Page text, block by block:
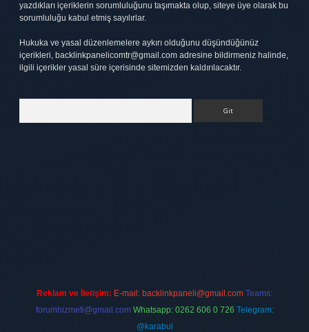
yazdıkları içeriklerin sorumluluğunu taşımakta olup, siteye üye olarak bu
sorumluluğu kabul etmiş sayılırlar.
Hukuka ve yasal düzenlemelere aykırı olduğunu düşündüğünüz
içerikleri, backlinkpanelicomtr@gmail.com adresine bildirmeniz halinde,
ilgili içerikler yasal süre içerisinde sitemizden kaldırılacaktır.
Reklam ve İletişim: E-mail: backlinkpaneli@gmail.com Teams:
forumhizmeti@gmail.com Whatsapp: 0262 606 0 726 Telegram:
@karabul